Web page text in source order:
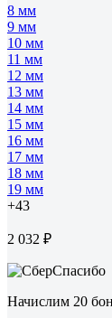
8 мм
9 мм
10 мм
11 мм
12 мм
13 мм
14 мм
15 мм
16 мм
17 мм
18 мм
19 мм
+43
2 032 ₽
Начислим 20